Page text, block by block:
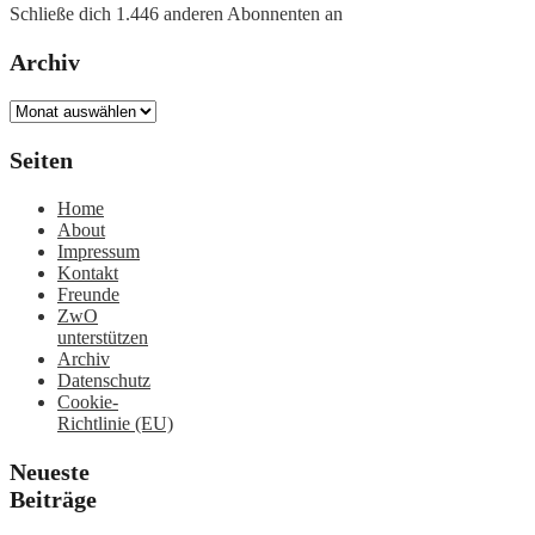
Schließe dich 1.446 anderen Abonnenten an
Archiv
Archiv
Seiten
Home
About
Impressum
Kontakt
Freunde
ZwO
unterstützen
Archiv
Datenschutz
Cookie-
Richtlinie (EU)
Neueste
Beiträge